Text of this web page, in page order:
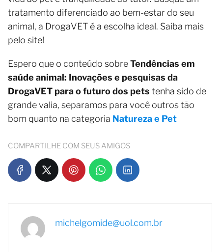
tratamento diferenciado ao bem-estar do seu
animal, a DrogaVET é a escolha ideal. Saiba mais
pelo site!
Espero que o conteúdo sobreTendências em
saúde animal: Inovações e pesquisas da
DrogaVET para o futuro dos pets tenha sido de
grande valia, separamos para você outros tão
bom quanto na categoria Natureza e Pet
COMPARTILHE COM SEUS AMIGOS
michelgomide@uol.com.br